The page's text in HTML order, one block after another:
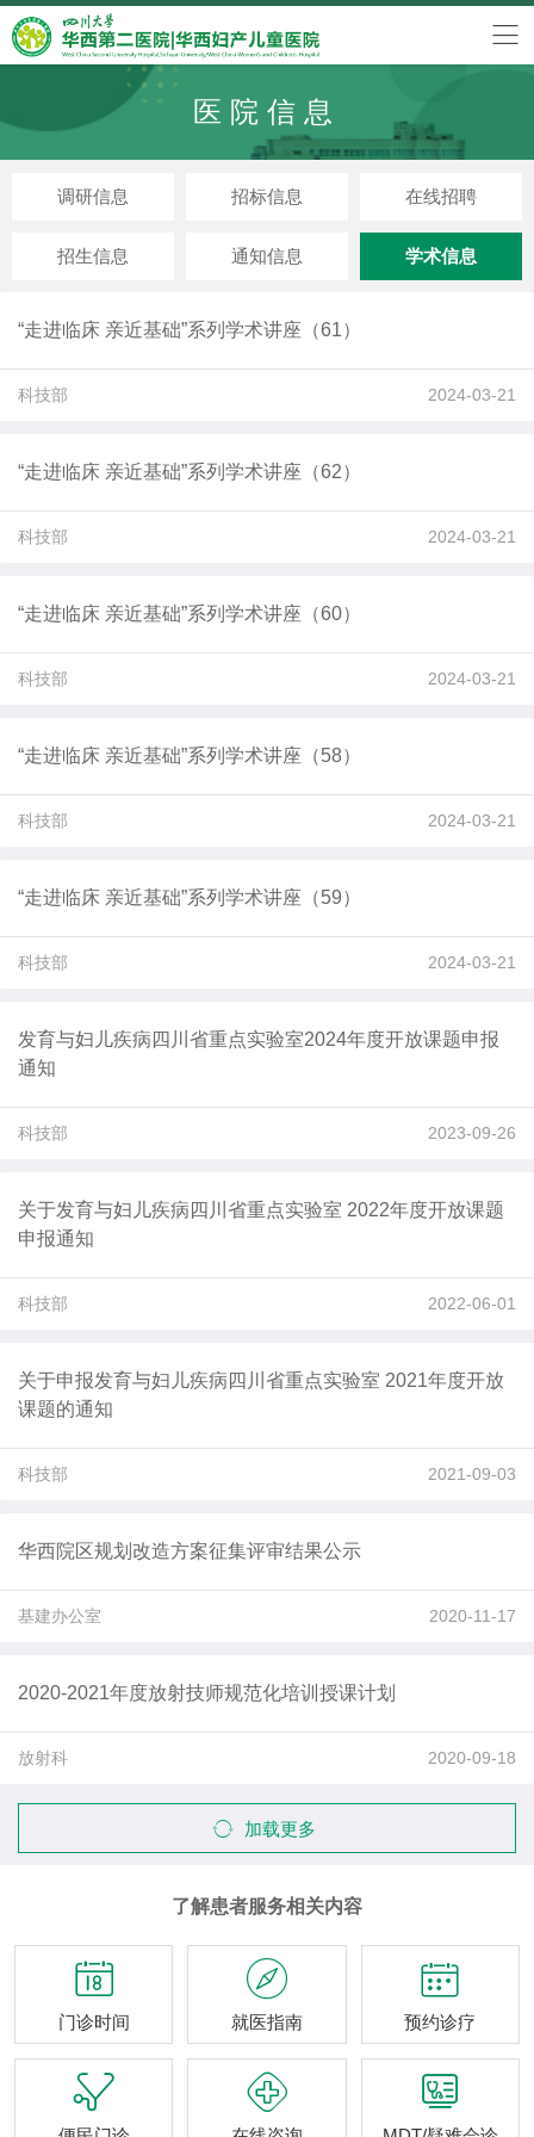
医院信息
调研信息 招标信息 在线招聘
招生信息 通知信息 学术信息
“走进临床 亲近基础”系列学术讲座（61）
科技部 2024-03-21
“走进临床 亲近基础”系列学术讲座（62）
科技部 2024-03-21
“走进临床 亲近基础”系列学术讲座（60）
科技部 2024-03-21
“走进临床 亲近基础”系列学术讲座（58）
科技部 2024-03-21
“走进临床 亲近基础”系列学术讲座（59）
科技部 2024-03-21
发育与妇儿疾病四川省重点实验室2024年度开放课题申报
通知
科技部 2023-09-26
关于发育与妇儿疾病四川省重点实验室 2022年度开放课题
申报通知
科技部 2022-06-01
关于申报发育与妇儿疾病四川省重点实验室 2021年度开放
课题的通知
科技部 2021-09-03
华西院区规划改造方案征集评审结果公示
基建办公室 2020-11-17
2020-2021年度放射技师规范化培训授课计划
放射科 2020-09-18
加载更多
了解患者服务相关内容

门诊时间

就医指南

预约诊疗
  